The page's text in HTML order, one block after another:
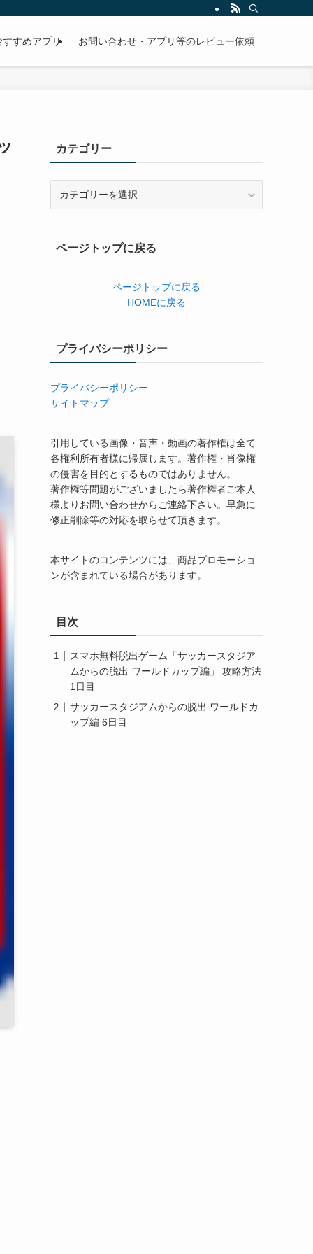
すすめアプリ お問い合わせ・アプリ等のレビュー依頼
カテゴリー
ーページトップに戻る
ページトップに戻る
HOMEに戻る
プライバシーポリシー
プライバシーポリシー
サイトマップ
引用している画像・音声・動画の著作権は全て
各権利所有者様に帰属します。著作権・肖像権
の侵害を目的とするものではありません。
著作権等問題がございましたら著作権者ご本人
様よりお問い合わせからご連絡下さい。早急に
修正削除等の対応を取らせて頂きます。
本サイトのコンテンツには、商品プロモーショ
ンが含まれている場合があります。
目次
スマホ無料脱出ゲーム「サッカースタジア
ムからの脱出 ワールドカップ編」 攻略方法
1日目
サッカースタジアムからの脱出 ワールドカ
ップ編 6日目